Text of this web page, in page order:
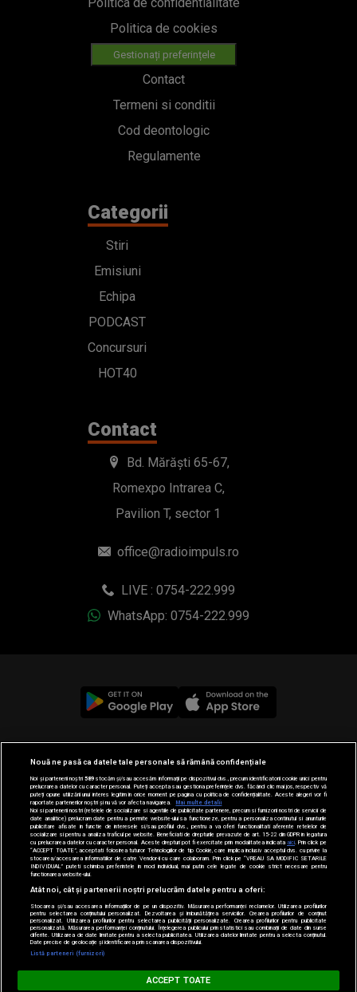
Politica de cookies
Gestionați preferințele
Contact
Termeni si conditii
Cod deontologic
Regulamente
Categorii
Stiri
Emisiuni
Echipa
PODCAST
Concursuri
HOT40
Contact
Bd. Mărăști 65-67,
Romexpo Intrarea C,
Pavilion T, sector 1
office@radioimpuls.ro
LIVE : 0754-222.999
WhatsApp: 0754-222.999
© 2019-2026 DOGAN MEDIA INTERNATIONAL SA, Toate
drepturile rezervate.
Loading...
Nouă ne pasă ca datele tale personale să rămână confidențiale
Noi și partenerii noștri589stocăm și/sau accesăm informații pe dispozitivul dvs., precum identificatorii cookie unici pentru
prelucrarea datelor cu caracter personal. Puteți accepta sau gestiona preferințele dvs. făcând clic mai jos, respectiv vă
puteți opune utilizării unui interes legitim în orice moment pe pagina cu politica de confidențialitate. Aceste alegeri vor fi
raportate partenerilor noștri și nu vă vor afecta navigarea.
Mai multe detalii
Noi si partenerii nostri (retelele de socializare si agentiile de publicitate partenere, precum si furnizorii nostri de servicii de
date analitice) prelucram date pentru a permite website-ului sa functioneze, pentru a personaliza continutul si anunturile
publicitare afisate in functie de interesele si/sau profilul dvs., pentru a va oferi functionalitati aferente retelelor de
socializare si pentru a analiza traficul pe website. Beneficiati de drepturile prevazute de art. 15-22 din GDPR in legatura
cu prelucrarea datelor cu caracter personal. Aceste drepturi pot fi exercitate prin modalitatea indicataaici . Prin click pe
“ACCEPT TOATE”, acceptati folosirea tuturor Tehnologiilor de tip Cookie, care implica inclusiv acceptul dvs. cu privire la
stocarea/accesarea informatiilor de catre Vendor-ii cu care colaboram. Prin click pe “VREAU SA MODIFIC SETARILE
INDIVIDUAL” puteti schimba preferintele in mod individual, mai putin cele legate de cookie strict necesare pentru
functionarea website-ului.
Atât noi, cât și partenerii noștri prelucrăm datele pentru a oferi:
Stocarea și/sau accesarea informațiilor de pe un dispozitiv. Măsurarea performanței reclamelor. Utilizarea profilurilor
pentru selectarea conținutului personalizat. Dezvoltarea și îmbunătățirea serviciilor. Crearea profilurilor de conținut
personalizat. Utilizarea profilurilor pentru selectarea publicității personalizate. Crearea profilurilor pentru publicitate
personalizată. Măsurarea performanței conținutului. Înțelegerea publicului prin statistici sau combinații de date din surse
diferite. Utilizarea de date limitate pentru a selecta publicitatea. Utilizarea datelor limitate pentru a selecta conținutul.
Date precise de geolocație și identificarea prin scanarea dispozitivului.
Listă parteneri (furnizori)
ACCEPT TOATE